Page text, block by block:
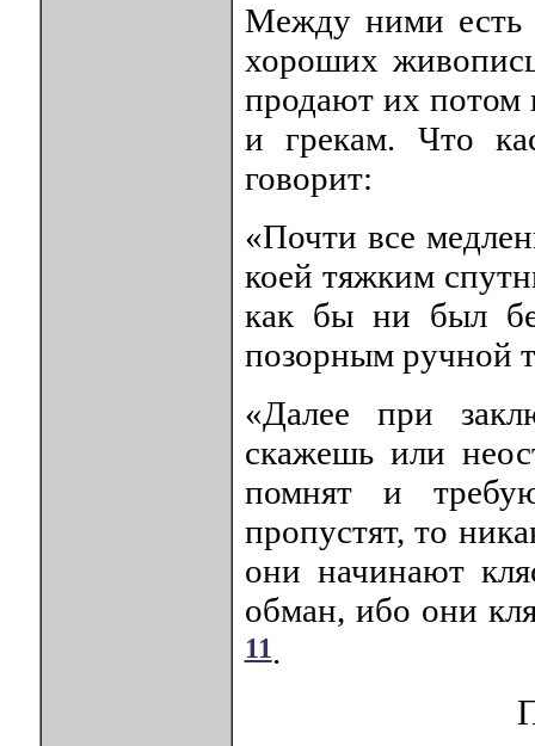
Между ними есть
хороших
продают их потом
и грекам. Что
говорит:
«Почти все
коей тяжким
как бы ни был
позорным ручной
«Далее при
скажешь или
помнят и
пропустят, то
они начинают
обман, ибо они
11.